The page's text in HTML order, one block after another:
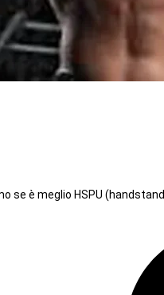
è meglio HSPU